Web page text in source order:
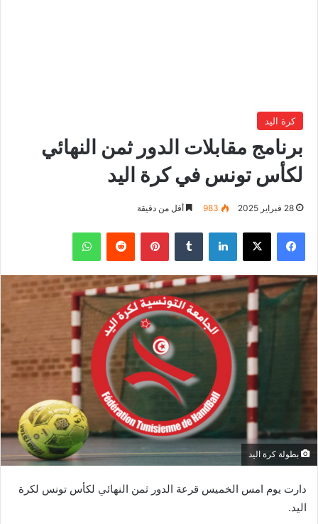
كرة اليد
برنامج مقابلات الدور ثمن النهائي
لكأس تونس في كرة اليد
28 فبراير 2025 983 أقل من دقيقة
فيسبوك ‫X لينكدإن بينتيريست واتساب
بطولة كرة اليد
دارت يوم امس الخميس قرعة الدور ثمن النهائي لكأس تونس لكرة
اليد.